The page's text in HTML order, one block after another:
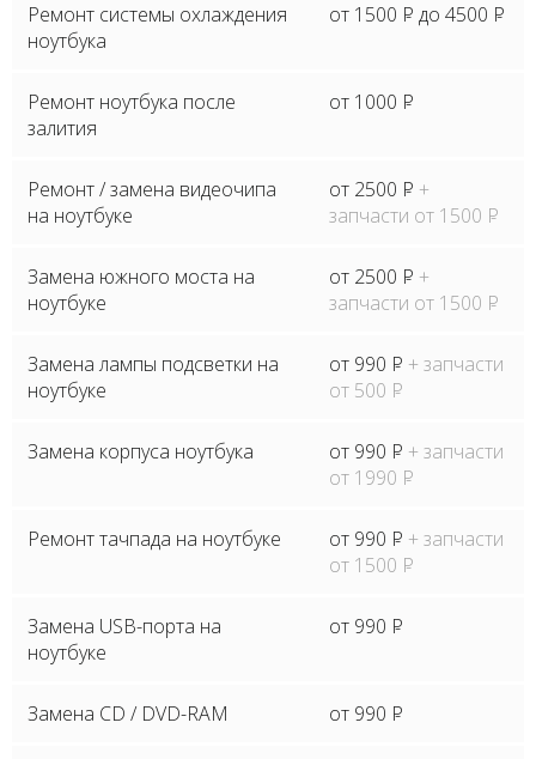
Ремонт системы охлаждения
ноутбука
от 1500 P до 4500 P
Ремонт ноутбука после
залития
от 1000 P
Ремонт / замена видеочипа
на ноутбуке
от 2500 P +
запчасти от 1500 P
Замена южного моста на
ноутбуке
от 2500 P +
запчасти от 1500 P
Замена лампы подсветки на
ноутбуке
от 990 P + запчасти
от 500 P
Замена корпуса ноутбука от 990 P + запчасти
от 1990 P
Ремонт тачпада на ноутбуке от 990 P + запчасти
от 1500 P
Замена USB-порта на
ноутбуке
от 990 P
Замена CD / DVD-RAM от 990 P